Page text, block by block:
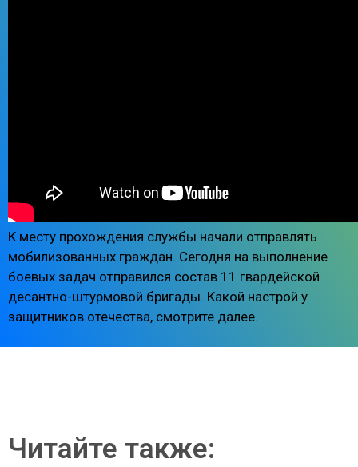
К месту прохождения службы начали отправлять
мобилизованных граждан. Сегодня на выполнение
боевых задач отправился состав 11 гвардейской
десантно-штурмовой бригады. Какой настрой у
защитников отечества, смотрите далее.
Читайте также: